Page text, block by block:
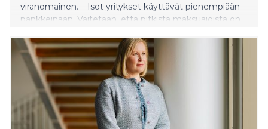
viranomainen. – Isot yritykset käyttävät pienempiään
pankkeinaan. Väitetään, että pitkistä maksuajoista on
tapa on, että isot toimijat ilmoittavat yksipuolisesti,
milloin pienyrittäjä saa rahansa, puheenjohtaja Petri
Salminen sanoo.